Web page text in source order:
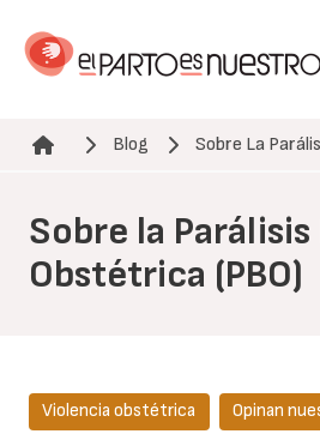
contenido
Ruta de navegación
Blog Sobre La
Sobre la
Obstétrica (PBO)
Violencia obstétrica Opinan